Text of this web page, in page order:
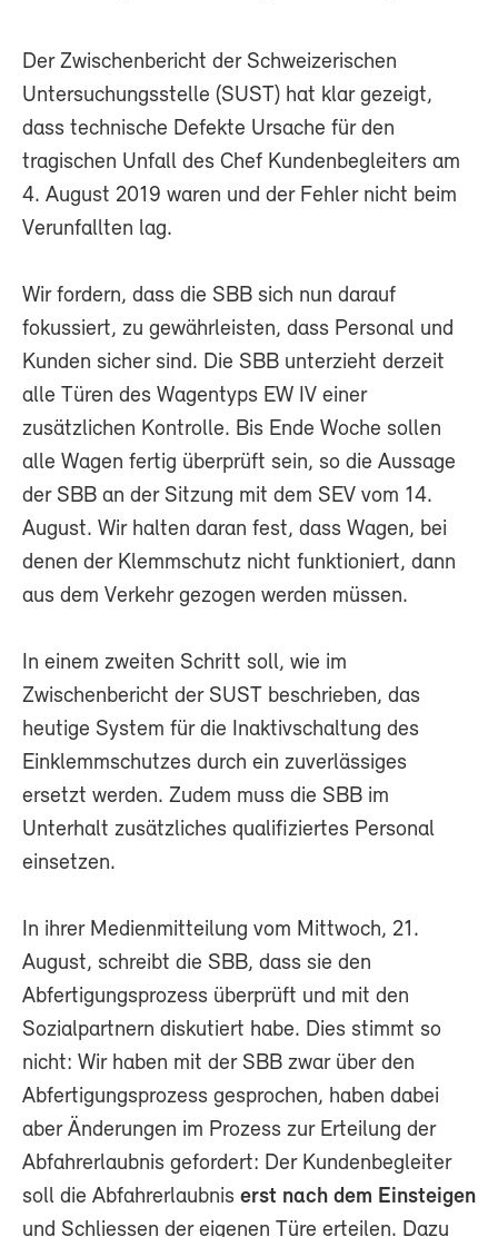
Der Zwischenbericht der Schweizerischen
Untersuchungsstelle (SUST) hat klar gezeigt,
dass technische Defekte Ursache für den
tragischen Unfall des Chef Kundenbegleiters am
4. August 2019 waren und der Fehler nicht beim
Verunfallten lag.
Wir fordern, dass die SBB sich nun darauf
fokussiert, zu gewährleisten, dass Personal und
Kunden sicher sind. Die SBB unterzieht derzeit
alle Türen des Wagentyps EW IV einer
zusätzlichen Kontrolle. Bis Ende Woche sollen
alle Wagen fertig überprüft sein, so die Aussage
der SBB an der Sitzung mit dem SEV vom 14.
August. Wir halten daran fest, dass Wagen, bei
denen der Klemmschutz nicht funktioniert, dann
aus dem Verkehr gezogen werden müssen.
In einem zweiten Schritt soll, wie im
Zwischenbericht der SUST beschrieben, das
heutige System für die Inaktivschaltung des
Einklemmschutzes durch ein zuverlässiges
ersetzt werden. Zudem muss die SBB im
Unterhalt zusätzliches qualifiziertes Personal
einsetzen.
In ihrer Medienmitteilung vom Mittwoch, 21.
August, schreibt die SBB, dass sie den
Abfertigungsprozess überprüft und mit den
Sozialpartnern diskutiert habe. Dies stimmt so
nicht: Wir haben mit der SBB zwar über den
Abfertigungsprozess gesprochen, haben dabei
aber Änderungen im Prozess zur Erteilung der
Abfahrerlaubnis gefordert: Der Kundenbegleiter
soll die Abfahrerlaubnis erst nach dem Einsteigen
und Schliessen der eigenen Türe erteilen. Dazu